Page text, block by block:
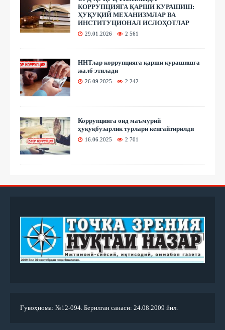
КОРРУПЦИЯГА ҚАРШИ КУРАШИШ:
ҲУҚУҚИЙ МЕХАНИЗМЛАР ВА
ИНСТИТУЦИОНАЛ ИСЛОҲОТЛАР
29.01.2026 2 561
ННТлар коррупцияга қарши курашишга
жалб этилади
26.09.2025 2 242
Коррупцияга оид маъмурий
ҳуқуқбузарлик турлари кенгайтирилди
16.06.2025 2 701
Гувоҳнома: №12-094. Берилган санаси: 24.08.2009 йил.